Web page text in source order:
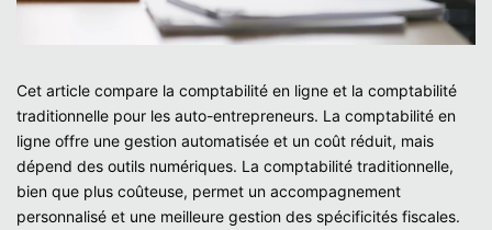
Cet article compare la comptabilité en ligne et la comptabilité
traditionnelle pour les auto-entrepreneurs. La comptabilité en
ligne offre une gestion automatisée et un coût réduit, mais
dépend des outils numériques. La comptabilité traditionnelle,
bien que plus coûteuse, permet un accompagnement
personnalisé et une meilleure gestion des spécificités fiscales.